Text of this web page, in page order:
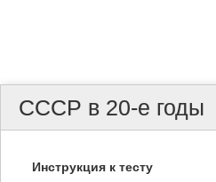
СССР в 20-е годы
Инструкция к тесту